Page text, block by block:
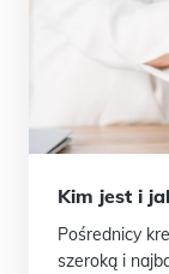
Kim jest i
Pośrednicy
szeroką i